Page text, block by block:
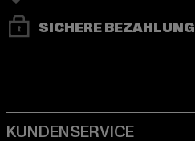
SICHERE BEZAHLUNG